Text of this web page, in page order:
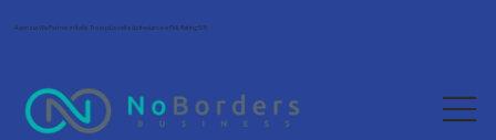
Agenzia Wix Partner in Italia. Tra le più scelte da freelance e PMI. Rating 5/5.